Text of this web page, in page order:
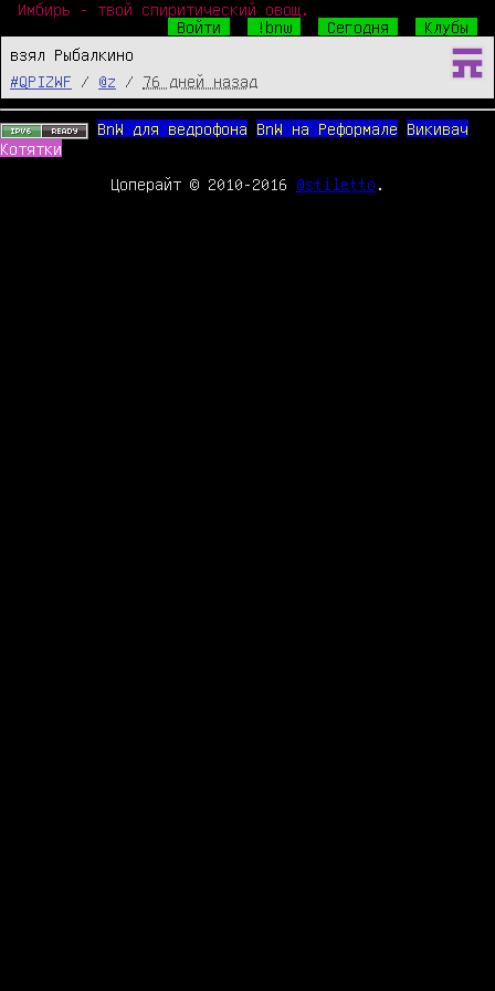
Имбирь - твой спиритический овощ.
Войти
!bnw Сегодня
Клубы
взял Рыбалкино
#QPIZWF
/ @z / 76 дней назад
BnW для ведрофона BnW на Реформале
Викивач
Котятки
Цоперайт © 2010-2016 @stiletto